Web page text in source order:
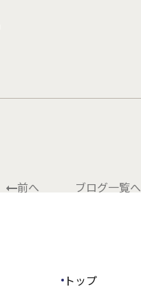
前へ ブログ一覧へ
トップ